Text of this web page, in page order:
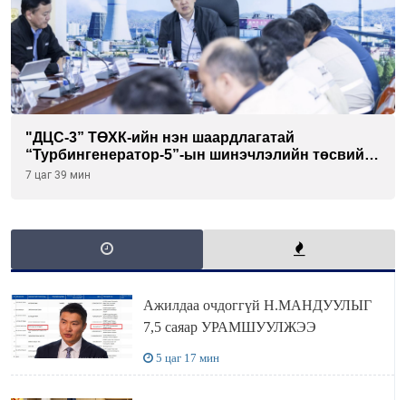
"ДЦС-3” ТӨХК-ийн нэн шаардлагатай
“Турбингенератор-5”-ын шинэчлэлийн төсвийг
шийдвэрлэхээр болов
7 цаг 39 мин
Ажилдаа очдоггүй Н.МАНДУУЛЫГ
7,5 саяар УРАМШУУЛЖЭЭ
5 цаг 17 мин